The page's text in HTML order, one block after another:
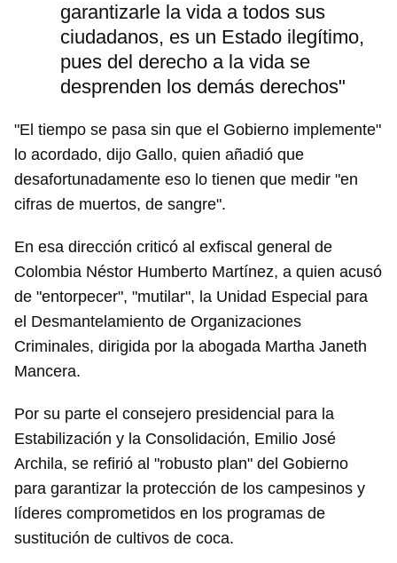
garantizarle la vida a todos sus
ciudadanos, es un Estado ilegítimo,
pues del derecho a la vida se
desprenden los demás derechos"
"El tiempo se pasa sin que el Gobierno implemente"
lo acordado, dijo Gallo, quien añadió que
desafortunadamente eso lo tienen que medir "en
cifras de muertos, de sangre".
En esa dirección criticó al exfiscal general de
Colombia Néstor Humberto Martínez, a quien acusó
de "entorpecer", "mutilar", la Unidad Especial para
el Desmantelamiento de Organizaciones
Criminales, dirigida por la abogada Martha Janeth
Mancera.
Por su parte el consejero presidencial para la
Estabilización y la Consolidación, Emilio José
Archila, se refirió al "robusto plan" del Gobierno
para garantizar la protección de los campesinos y
líderes comprometidos en los programas de
sustitución de cultivos de coca.